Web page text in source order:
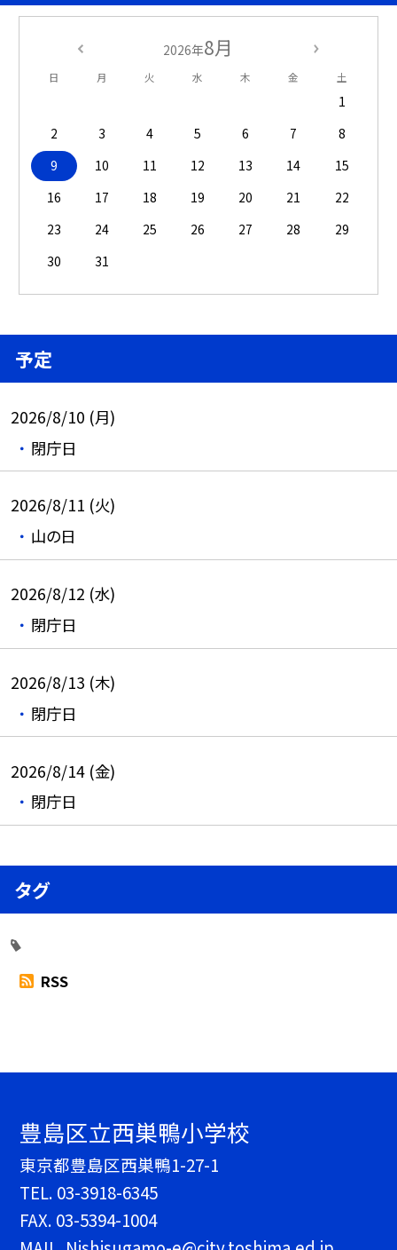
2026年8月
日 月 火 水 木 金 土
1
2
3 4 5 6 7
8
9
10 11 12 13 14
15
16
17 18 19 20 21
22
23
24 25 26 27 28
29
30
31
予定
2026/8/10 (月)
閉庁日
2026/8/11 (火)
山の日
2026/8/12 (水)
閉庁日
2026/8/13 (木)
閉庁日
2026/8/14 (金)
閉庁日
タグ
RSS
豊島区立西巣鴨小学校
東京都豊島区西巣鴨1-27-1
TEL. 03-3918-6345
FAX. 03-5394-1004